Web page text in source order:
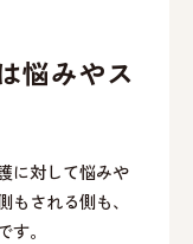
悩みやス
に対して悩みや
される側も、
。